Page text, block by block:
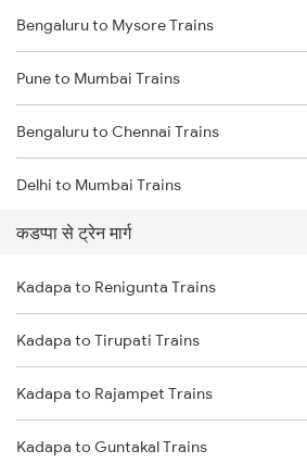
Bengaluru to Mysore Trains
Pune to Mumbai Trains
Bengaluru to Chennai Trains
Delhi to Mumbai Trains
Mumbai to Pune Trains
Delhi to Jammu Trains
Mumbai to Delhi Trains
Mumbai to Goa Trains
Chennai to Coimbatore Trains
कडप्पा से ट्रेन मार्ग
Kadapa to Renigunta Trains
Kadapa to Tirupati Trains
Kadapa to Rajampet Trains
Kadapa to Guntakal Trains